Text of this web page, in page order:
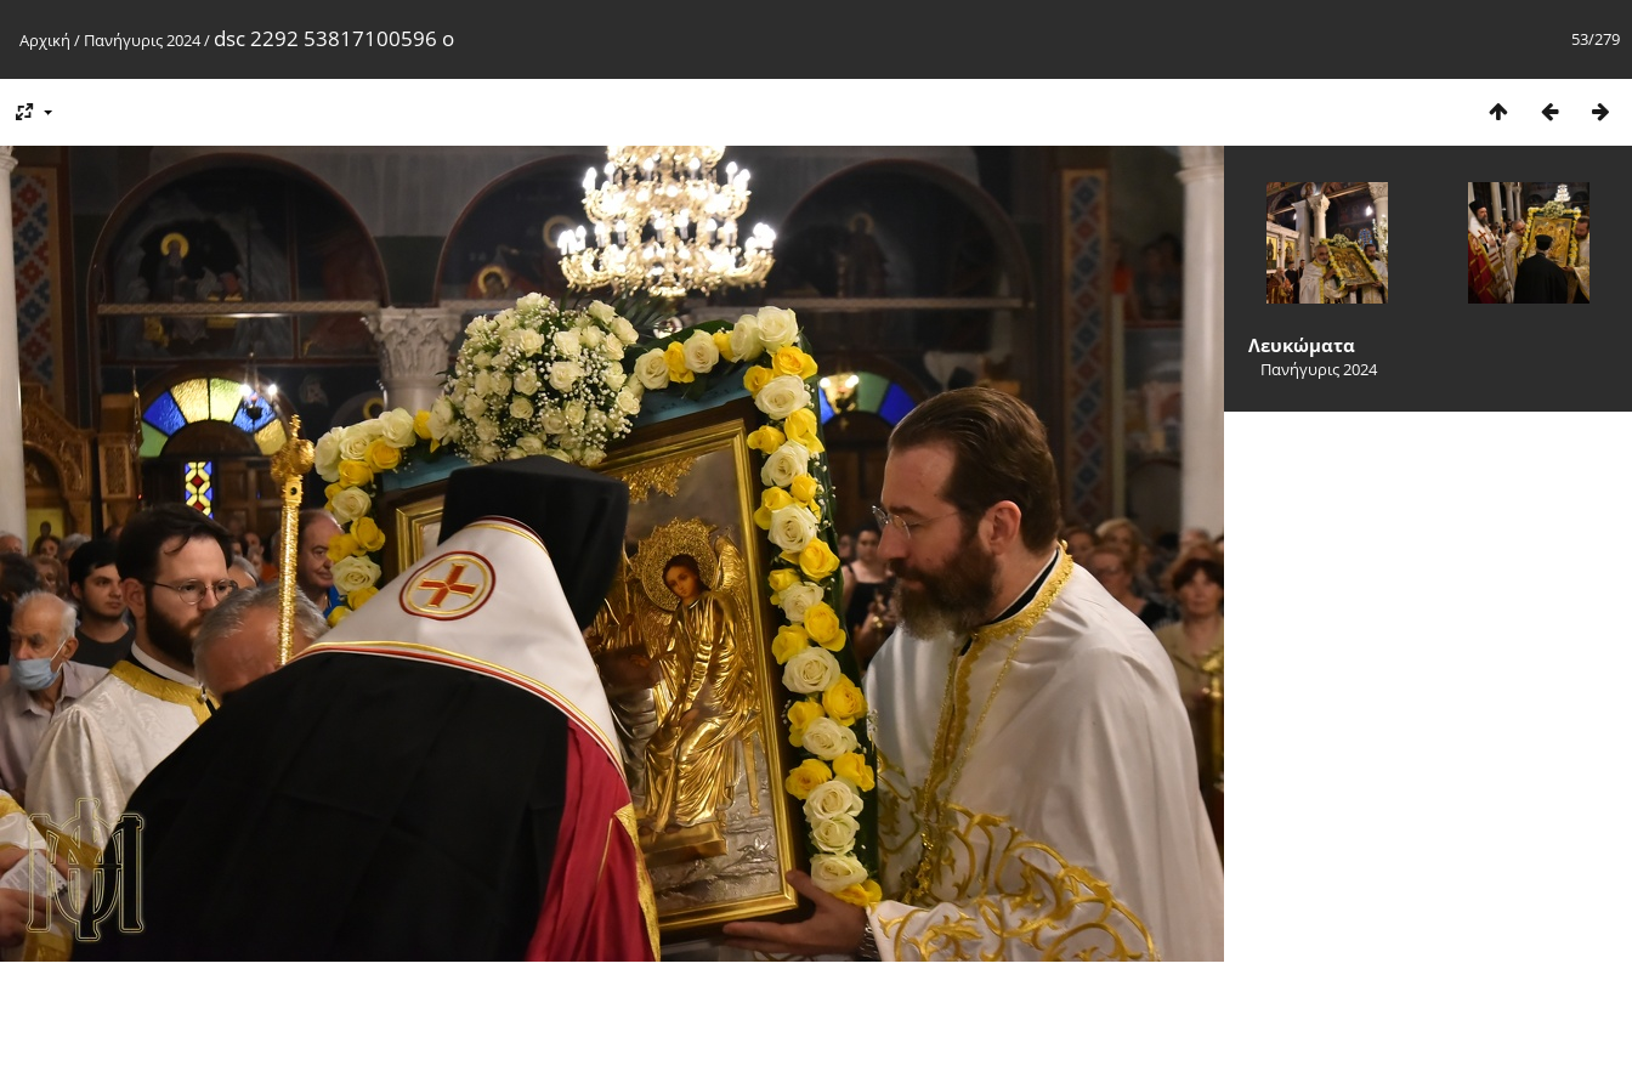
53/279
Αρχική / Πανήγυρις 2024/ dsc 2292 53817100596 o
Λευκώματα
Πανήγυρις 2024